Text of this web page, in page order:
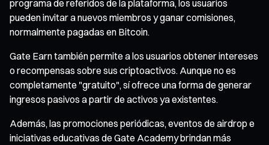
programa de referidos de la plataforma, los usuarios
pueden invitar a nuevos miembros y ganar comisiones,
normalmente pagadas en Bitcoin.
Gate Earn también permite a los usuarios obtener intereses
o recompensas sobre sus criptoactivos. Aunque no es
completamente "gratuito", sí ofrece una forma de generar
ingresos pasivos a partir de activos ya existentes.
Además, las promociones periódicas, eventos de airdrop e
iniciativas educativas de Gate Academy brindan más